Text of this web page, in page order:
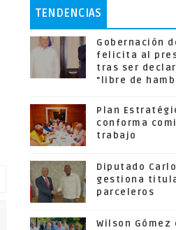
TENDENCIAS
Gobernación
felicita al
tras ser
"libre de
Plan
conforma
trabajo
Diputado
gestiona
parceleros
Wilson